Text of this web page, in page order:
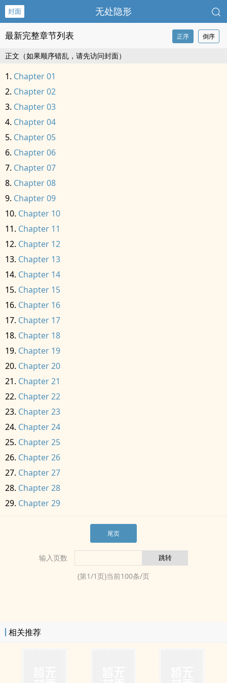
封面 无处隐形
最新完整章节列表 正序 倒序
正文（如果顺序错乱，请先访问封面）
Chapter 01
Chapter 02
Chapter 03
Chapter 04
Chapter 05
Chapter 06
Chapter 07
Chapter 08
Chapter 09
Chapter 10
Chapter 11
Chapter 12
Chapter 13
Chapter 14
Chapter 15
Chapter 16
Chapter 17
Chapter 18
Chapter 19
Chapter 20
Chapter 21
Chapter 22
Chapter 23
Chapter 24
Chapter 25
Chapter 26
Chapter 27
Chapter 28
Chapter 29
尾页
输入页数
(第1/1页)当前100条/页
相关推荐